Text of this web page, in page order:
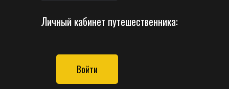
Личный кабинет путешественника:
Войти